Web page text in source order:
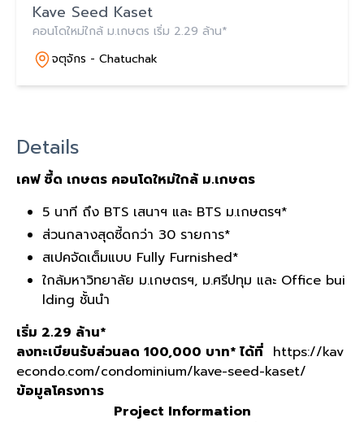
Kave Seed Kaset
คอนโดใหม่ใกล้ ม.เกษตร เริ่ม 2.29 ล้าน*
จตุจักร - Chatuchak
Details
เคฟ ซี้ด เกษตร คอนโดใหม่ใกล้ ม.เกษตร
5 นาที ถึง BTS เสนาฯ และ BTS ม.เกษตรฯ*
ส่วนกลางสุดซี้ดกว่า 30 รายการ*
สเปคจัดเต็มแบบ Fully Furnished*
ใกล้มหาวิทยาลัย ม.เกษตรฯ, ม.ศรีปทุม และ Office bui
lding ชั้นนำ
เริ่ม 2.29 ล้าน*
ลงทะเบียนรับส่วนลด 100,000 บาท* ได้ที่ https://kav
econdo.com/condominium/kave-seed-kaset/
ข้อมูลโครงการ
Project Information